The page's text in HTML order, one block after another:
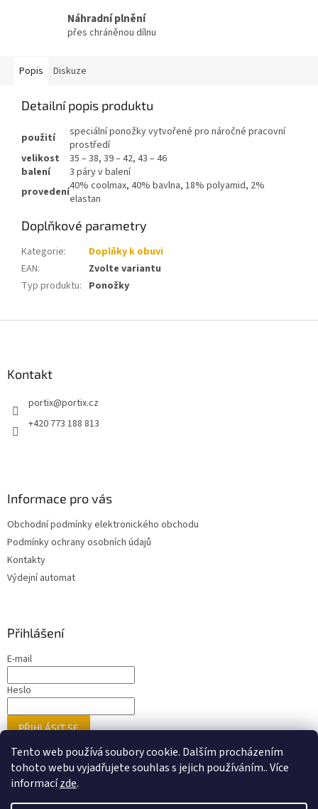
Tento web používá soubory cookie. Dalším procházením
tohoto webu vyjadřujete souhlas s jejich používáním.. Více
informacízde.
Náhradní plnění
přes chráněnou dílnu
Popis Diskuze
Detailní popis produktu
použití
speciální ponožky vytvořené pro náročné pracovní
prostředí
velikost
35 – 38, 39 – 42, 43 – 46
balení
3 páry v balení
provedení40% coolmax, 40% bavlna, 18% polyamid, 2%
elastan
Doplňkové parametry
Kategorie:
Doplňky k obuvi
EAN:
Zvolte variantu
Typ produktu: Ponožky
Kontakt
portix@portix.cz
+420 773 188 813
Informace pro vás
Obchodní podmínky elektronického obchodu
Podmínky ochrany osobních údajů
Kontakty
Výdejní automat
Přihlášení
E-mail
Heslo
PŘIHLÁSIT SE
Nová registraceZapomenuté heslo